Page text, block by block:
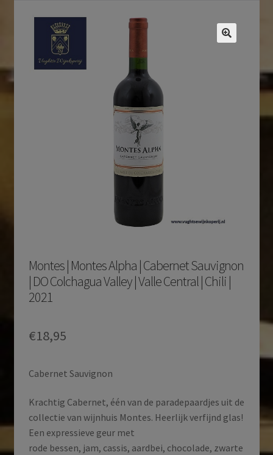
Montes | Montes Alpha | Cabernet Sauvignon
| DO Colchagua Valley | Valle Central | Chili |
2021
€18,95
Cabernet Sauvignon
Krachtig Cabernet, één van de paradepaardjes uit de
collectie van wijnhuis Montes. Heerlijk verfijnd glas!
Een expressieve geur met
rode bessen, jam, cassis, aardbei, chocolade, zwarte